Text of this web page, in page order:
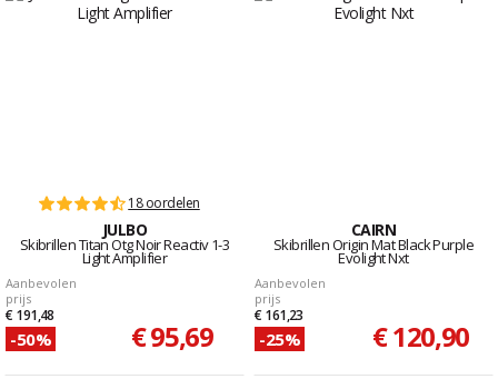
18 oordelen
JULBO
Skibrillen Titan Otg Noir Reactiv 1-3
Light Amplifier
Aanbevolen
prijs
€ 191,48
-50% € 95,69
CAIRN
Skibrillen Origin Mat Black Purple
Evolight Nxt
Aanbevolen
prijs
€ 161,23
-25% € 120,90